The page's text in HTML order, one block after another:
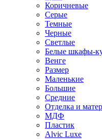
Коричневые
Серые
Темные
Черные
Светлые
Белые шкафы-
Венге
Размер
Маленькие
Большие
Средние
Отделка и
МДФ
Пластик
Alvic Luxe